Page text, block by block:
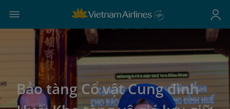
Bảo tàng Cổ vật Cung đình